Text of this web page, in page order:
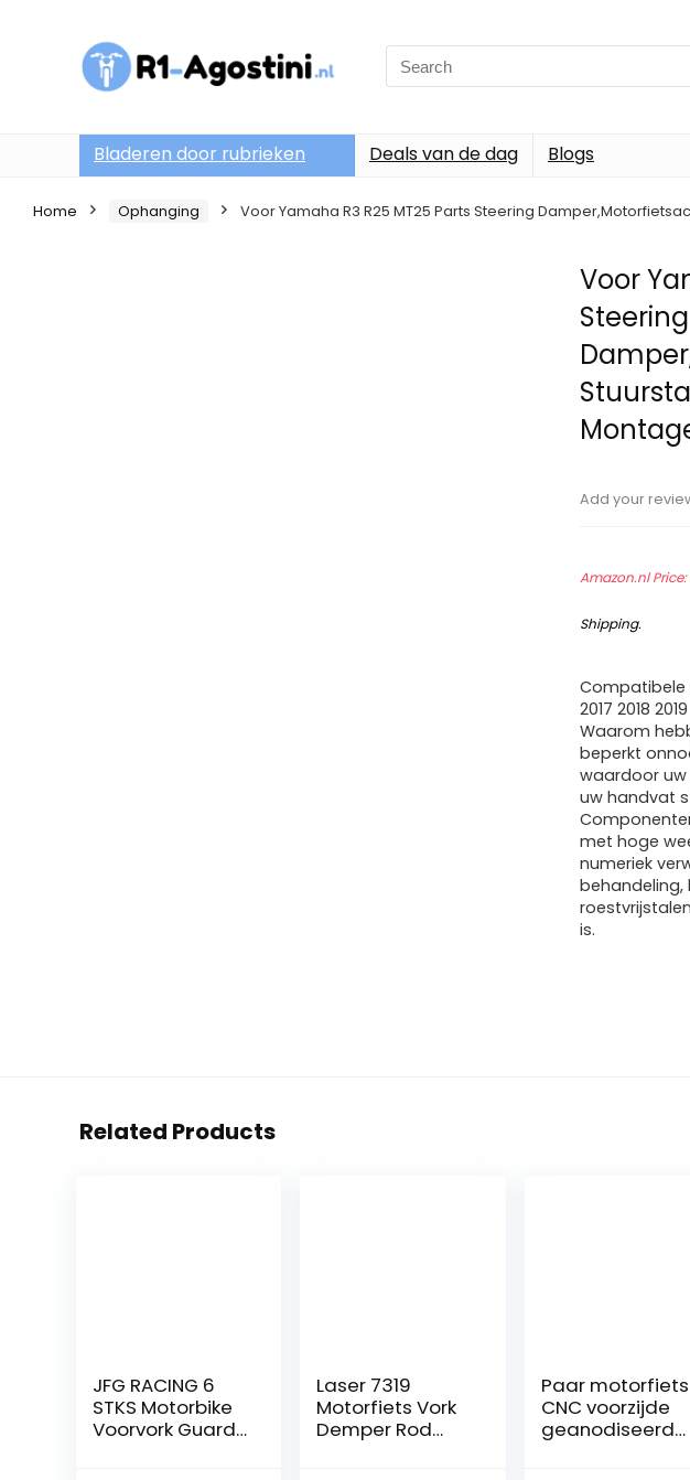
Search
for:
Bladeren door rubrieken Deals van de dag Blogs
Home Ophanging Voor Yamaha R3 R25 MT25 Parts Steering
Voor
Steering
Add your
Amazon.nl Price:
Shipping.
Compatibele
2017 2018 2019
Waarom
beperkt
waardoor uw
uw handvat
met hoge
numeriek
behandeling,
is.
Related Products
JFG RACING 6
STKS Motorbike
Voorvork Guard
Laser 7319
Motorfiets Vork
Demper Rod
Paar motorfiets
CNC voorzijde
geanodiseerd